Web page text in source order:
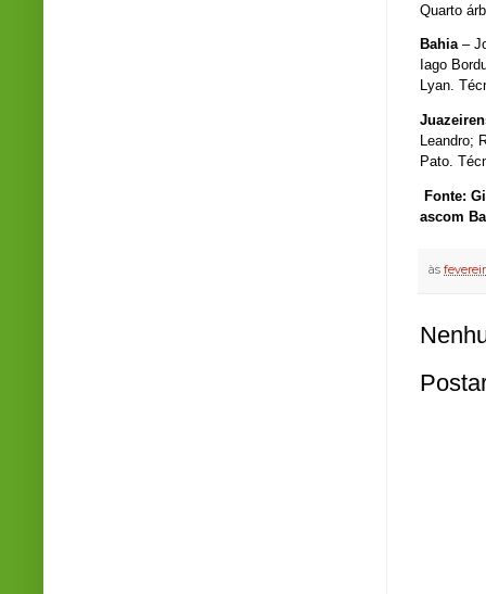
Quarto
Bahia–
Iago
Lyan.
Leandro;
Pato.
Fonte:
ascom
às